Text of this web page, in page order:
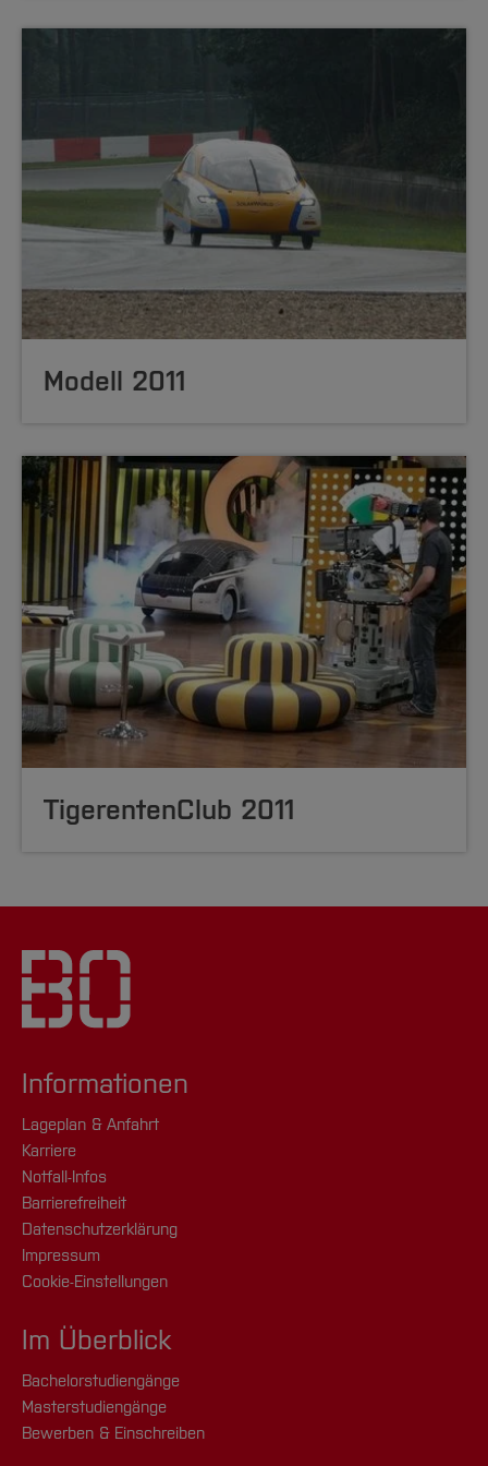
Modell 2011
TigerentenClub 2011
Informationen
Lageplan & Anfahrt
Karriere
Notfall-Infos
Barrierefreiheit
Datenschutzerklärung
Impressum
Cookie-Einstellungen
Im Überblick
Bachelorstudiengänge
Masterstudiengänge
Bewerben & Einschreiben